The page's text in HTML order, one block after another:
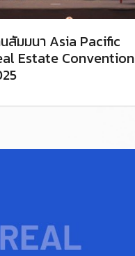
สัมมนา Asia Pacific
Estate Convention